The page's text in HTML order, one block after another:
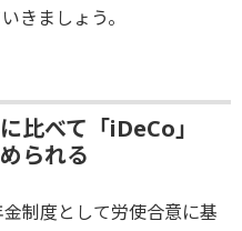
きましょう。
比べて「iDeCo」
られる
制度として労使合意に基